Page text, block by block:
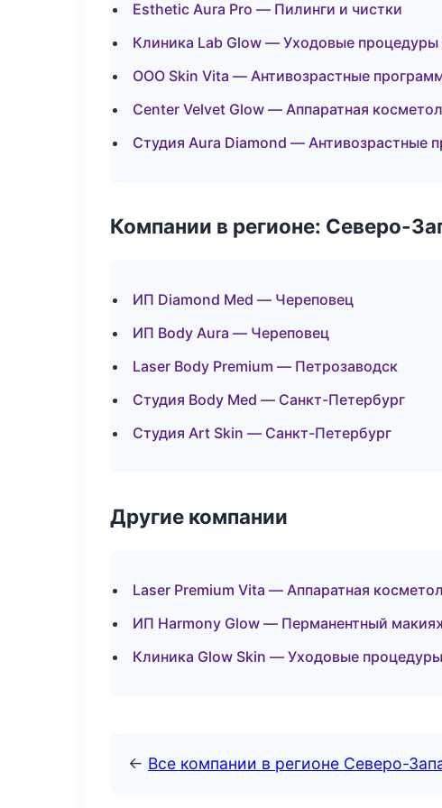
Esthetic Aura Pro — Пилинги и чистки
Клиника Lab Glow — Уходовые процедуры
ООО Skin Vita — Антивозрастные
Center Velvet Glow — Аппаратная
Студия Aura Diamond — Антивозрастные
Компании в регионе: Северо-
ИП Diamond Med — Череповец
ИП Body Aura — Череповец
Laser Body Premium — Петрозаводск
Студия Body Med — Санкт-Петербург
Студия Art Skin — Санкт-Петербург
Другие компании
Laser Premium Vita — Аппаратная
ИП Harmony Glow — Перманентный
Клиника Glow Skin — Уходовые
← Все компании в регионе Северо-